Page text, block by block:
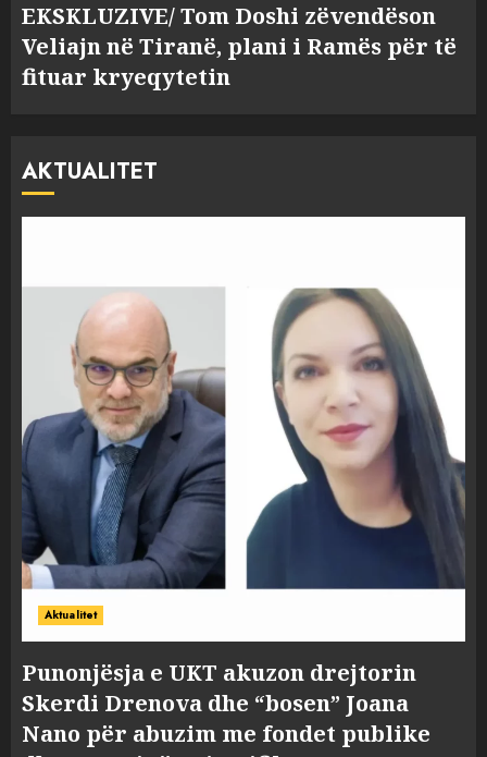
EKSKLUZIVE/ Tom Doshi zëvendëson
Veliajn në Tiranë, plani i Ramës për të
fituar kryeqytetin
AKTUALITET
Aktualitet
Punonjësja e UKT akuzon drejtorin
Skerdi Drenova dhe “bosen” Joana
Nano për abuzim me fondet publike